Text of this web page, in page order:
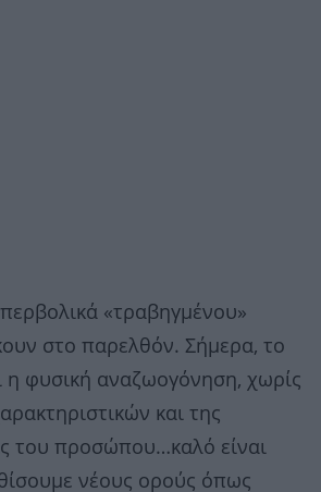
«τραβηγμένου»
στο παρελθόν. Σήμερα, το
η φυσική αναζωογόνηση, χωρίς
και της
του προσώπου…καλό είναι
νέους ορούς όπως